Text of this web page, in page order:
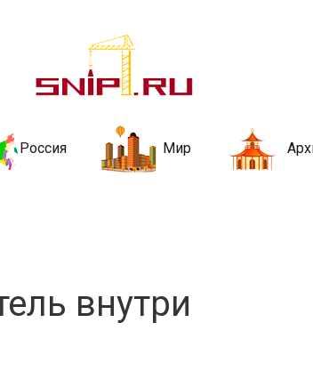
и
стройкой рубрики
Россия Мир
внутри